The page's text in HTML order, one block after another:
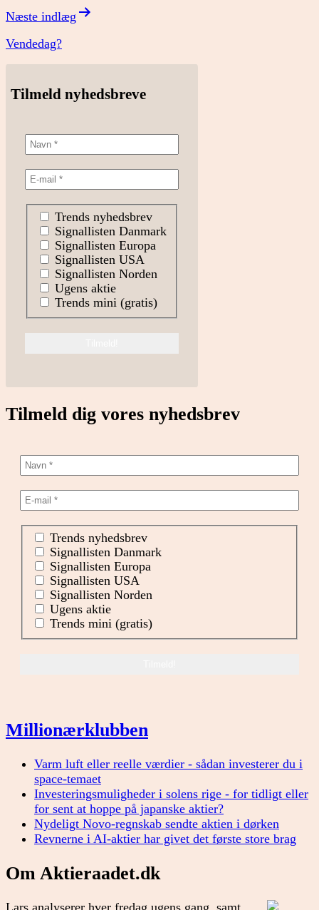
Næste indlæg
Vendedag?
Tilmeld nyhedsbreve
Trends nyhedsbrev
Signallisten Danmark
Signallisten Europa
Signallisten USA
Signallisten Norden
Ugens aktie
Trends mini (gratis)
Tilmeld dig vores nyhedsbrev
Trends nyhedsbrev
Signallisten Danmark
Signallisten Europa
Signallisten USA
Signallisten Norden
Ugens aktie
Trends mini (gratis)
Millionærklubben
Varm luft eller reelle værdier - sådan investerer du i
space-temaet
Investeringsmuligheder i solens rige - for tidligt eller
for sent at hoppe på japanske aktier?
Nydeligt Novo-regnskab sendte aktien i dørken
Revnerne i AI-aktier har givet det første store brag
Om Aktieraadet.dk
Lars analyserer hver fredag ugens gang, samt